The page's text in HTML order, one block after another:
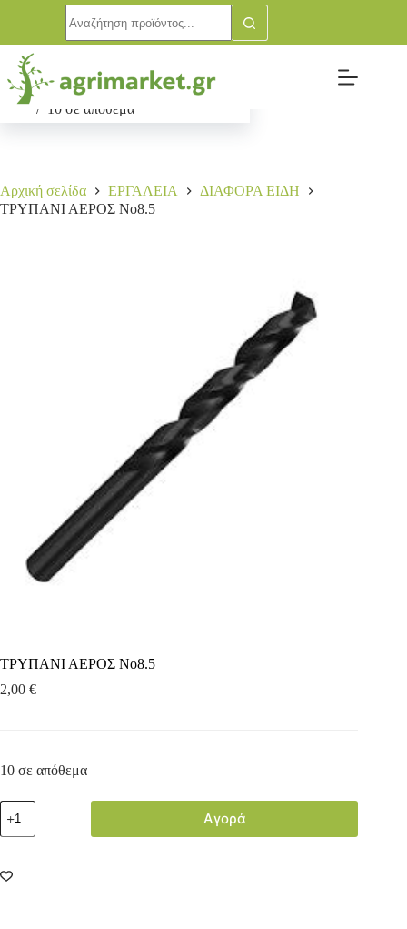
ΤΡΥΠΑΝΙ ΑΕΡΟΣ Νο8.5
2,00€
10 σε απόθεμα
Αγορά
Αρχική σελίδα ΕΡΓΑΛΕΙΑ
ΔΙΑΦΟΡΑ ΕΙΔΗ
ΤΡΥΠΑΝΙ ΑΕΡΟΣ Νο8.5
ΤΡΥΠΑΝΙ ΑΕΡΟΣ Νο8.5
2,00 €
10 σε απόθεμα
Αγορά